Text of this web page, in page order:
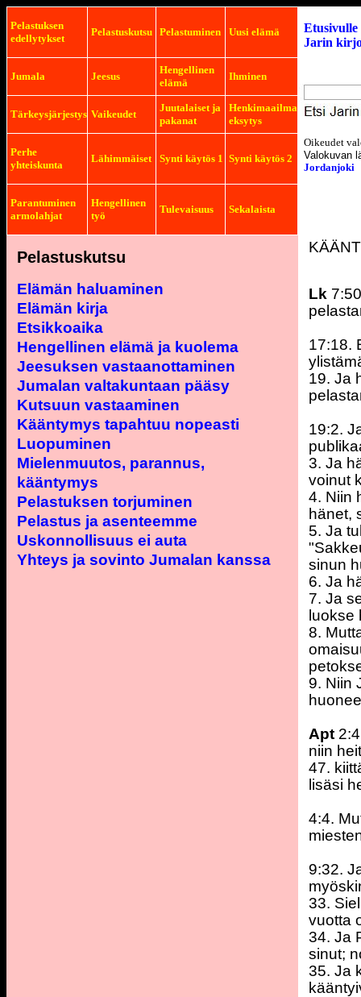
Pelastuksen
edellytykset
Pelastuskutsu Pelastuminen Uusi elämä
Jumala Jeesus
Hengellinen
elämä
Ihminen
Tärkeysjärjestys Vaikeudet
Juutalaiset ja
pakanat
Henkimaailma
eksytys
Perhe
yhteiskunta
Lähimmäiset Synti käytös 1 Synti käytös 2
Parantuminen
armolahjat
Hengellinen
työ
Tulevaisuus Sekalaista
Pelastuskutsu
Elämän haluaminen
Elämän kirja
Etsikkoaika
Hengellinen elämä ja kuolema
Jeesuksen vastaanottaminen
Jumalan valtakuntaan pääsy
Kutsuun vastaaminen
Kääntymys tapahtuu nopeasti
Luopuminen
Mielenmuutos, parannus,
kääntymys
Pelastuksen torjuminen
Pelastus ja asenteemme
Uskonnollisuus ei auta
Yhteys ja sovinto Jumalan kanssa
Etusivulle
Jarin
Oikeudet
Valokuvan
Jordanjoki
Lk
17:18.
19. Ja
19:2.
3. Ja
voinut
4. Niin
hänet,
5. Ja
sinun
6. Ja
7. Ja
luokse
8.
9. Niin
Apt
niin
47.
lisäsi
4:4.
9:32.
33.
vuotta
34. Ja
sinut;
35. Ja